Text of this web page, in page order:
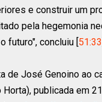
e construir um
pela hegemonia
futuro", concluiu [51:33
de José Genoino ao
Horta), publicada em